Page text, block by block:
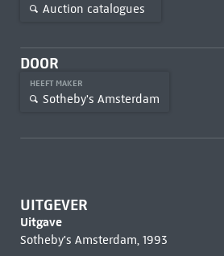
Auction catalogues
DOOR
HEEFT MAKER
Sotheby's Amsterdam
UITGEVER
Uitgave
Sotheby's Amsterdam, 1993